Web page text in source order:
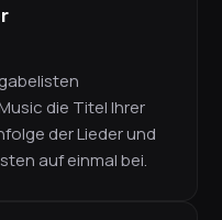
die Titel Ihrer
der Lieder und
auf einmal bei.